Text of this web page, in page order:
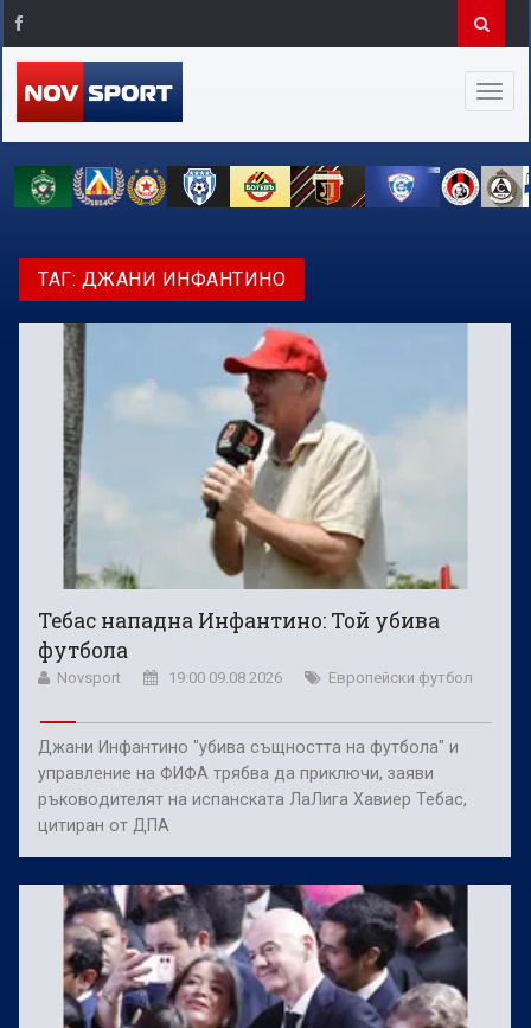
ТАГ: ДЖАНИ ИНФАНТИНО
Тебас нападна Инфантино: Той убива
футбола
Novsport 19:00 09.08.2026 Европейски футбол
Джани Инфантино "убива същността на футбола" и
управление на ФИФА трябва да приключи, заяви
ръководителят на испанската ЛаЛига Хавиер Тебас,
цитиран от ДПА